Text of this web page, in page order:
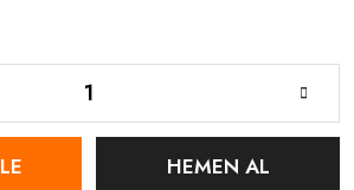
HEMEN AL